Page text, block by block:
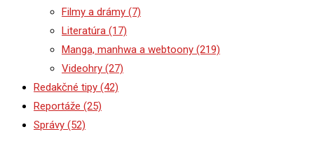
Filmy a drámy (7)
Literatúra (17)
Manga, manhwa a webtoony (219)
Videohry (27)
Redakčné tipy (42)
Reportáže (25)
Správy (52)